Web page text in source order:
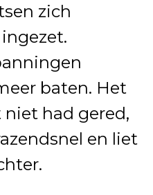
zich
baten. Het
had gered,
en liet